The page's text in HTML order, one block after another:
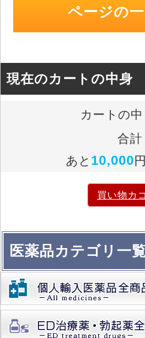
ページの
現在のカートの中身
カートの
合
あと 10,000
買い物カ
医薬品カテゴリ一